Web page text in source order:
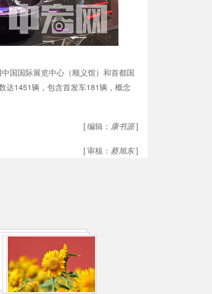
国国际展览中心（顺义馆）和首都国
达1451辆，包含首发车181辆，概念
[ 编辑： 康书源]
[ 审核： 蔡旭东]